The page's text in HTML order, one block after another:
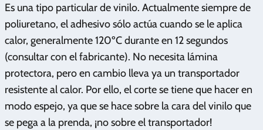
Es una tipo particular de vinilo. Actualmente siempre de
poliuretano, el adhesivo sólo actúa cuando se le aplica
calor, generalmente 120ºC durante en 12 segundos
(consultar con el fabricante). No necesita lámina
protectora, pero en cambio lleva ya un transportador
resistente al calor. Por ello, el corte se tiene que hacer en
modo espejo, ya que se hace sobre la cara del vinilo que
se pega a la prenda, ¡no sobre el transportador!